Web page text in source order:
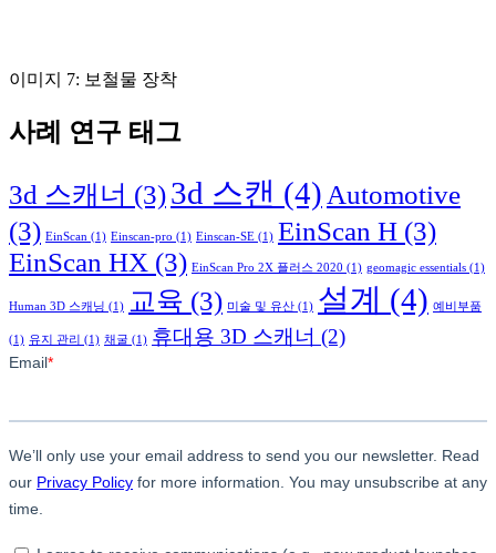
이미지 7: 보철물 장착
사례 연구 태그
3d 스캐너 (3)3d 스캔 (4) Automotive
(3) EinScan (1) Einscan-pro (1) Einscan-SE (1) EinScan H (3)
EinScan HX (3) EinScan Pro 2X 플러스 2020 (1) geomagic essentials (1)
Human 3D 스캐닝 (1) 교육 (3) 미술 및 유산 (1) 설계 (4) 예비부품
(1) 유지 관리 (1) 채굴 (1) 휴대용 3D 스캐너 (2)